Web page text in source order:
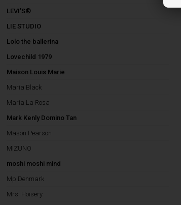
LEVI'S®
LIE STUDIO
Lolo the ballerina
Lovechild 1979
Maison Louis Marie
Maria Black
Maria La Rosa
Mark Kenly Domino Tan
Mason Pearson
MIZUNO
moshi moshi mind
Mp Denmark
Mrs. Hoisery